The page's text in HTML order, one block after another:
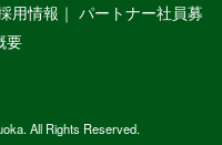
用情報 ｜ パートナー社員募
要
All Rights Reserved.